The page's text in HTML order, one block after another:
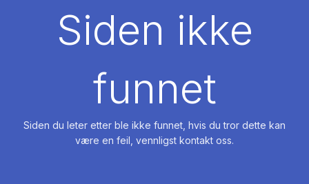
Siden ikke
funnet
Siden du leter etter ble ikke funnet, hvis du tror dette kan
være en feil, vennligst kontakt oss.